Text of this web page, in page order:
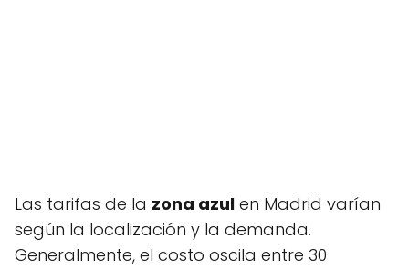
Las tarifas de la zona azul en Madrid varían
según la localización y la demanda.
Generalmente, el costo oscila entre 30